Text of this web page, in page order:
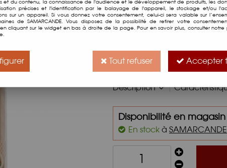
Soyez le premier à donner
3,00 €TTC
De préparation
vous transporteront dans un
Description
Disponibilité en magasin
En stock à SAMARCANDE
et du contenu, la connaissance de l'audience et le développement de produits, les
précises et l'identification par le balayage de l'appareil, le stockage et/ou
sur un appareil. Si vous donnez votre consentement, celui-ci sera valable sur
de SAMARCANDE. Vous disposez de la possibilité de retirer votre
cliquant sur le widget en bas à droite de la page. Pour en savoir plus, consulter notre
Tout refuser Accepter